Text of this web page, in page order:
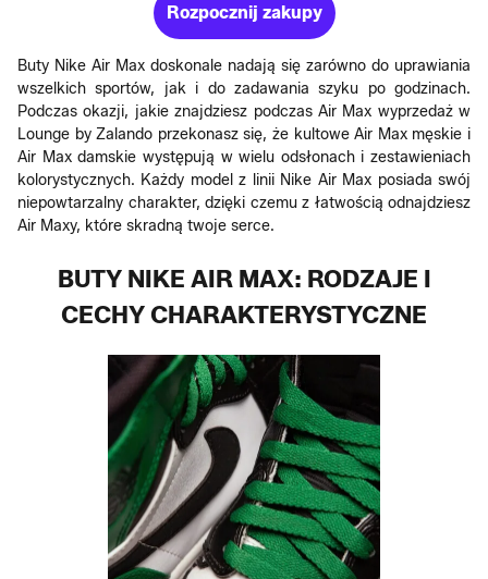
Rozpocznij zakupy
Buty Nike Air Max doskonale nadają się zarówno do uprawiania
wszelkich sportów, jak i do zadawania szyku po godzinach.
Podczas okazji, jakie znajdziesz podczas Air Max wyprzedaż w
Lounge by Zalando przekonasz się, że kultowe Air Max męskie i
Air Max damskie występują w wielu odsłonach i zestawieniach
kolorystycznych. Każdy model z linii Nike Air Max posiada swój
niepowtarzalny charakter, dzięki czemu z łatwością odnajdziesz
Air Maxy, które skradną twoje serce.
BUTY NIKE AIR MAX: RODZAJE I
CECHY CHARAKTERYSTYCZNE